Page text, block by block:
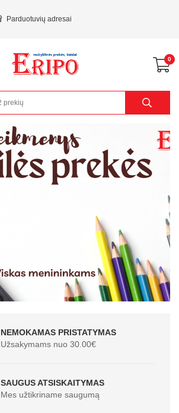
Parduotuvių adresai
0
Next
NEMOKAMAS PRISTATYMAS
Užsakymams nuo 30.00€
SAUGUS ATSISKAITYMAS
Mes užtikriname saugumą